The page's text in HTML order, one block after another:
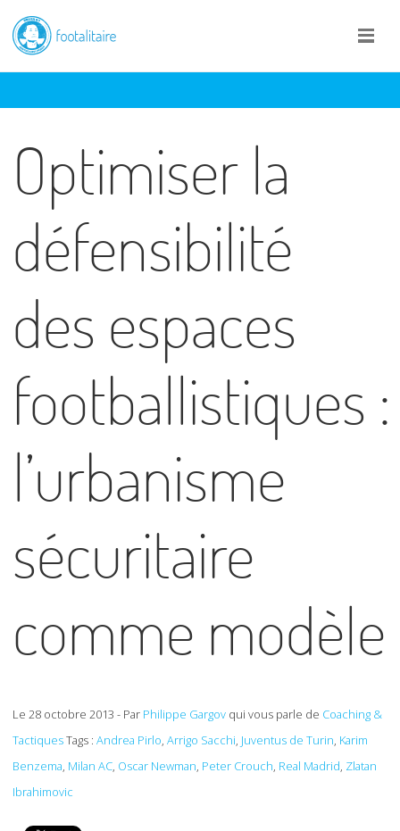
Optimiser la
défensibilité
des espaces
footballistiques :
l’urbanisme
sécuritaire
comme modèle
Le 28 octobre 2013 - Par Philippe Gargov qui vous parle de Coaching &
TactiquesTags : Andrea Pirlo, Arrigo Sacchi, Juventus de Turin, Karim
Benzema, Milan AC, Oscar Newman, Peter Crouch, Real Madrid, Zlatan
Ibrahimovic